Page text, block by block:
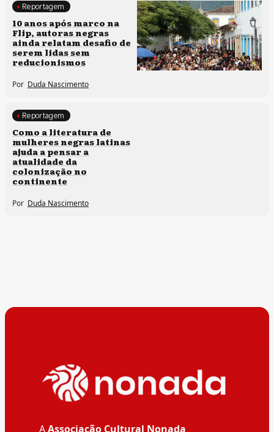
Processos artísticos
Reportagem
10 anos após marco na
Flip, autoras negras
ainda relatam desafio de
serem lidas sem
reducionismos
Por Duda Nascimento
Direitos humanos
Reportagem
Como a literatura de
mulheres negras latinas
ajuda a pensar a
atualidade da
colonização no
continente
Por Duda Nascimento
AAssociação Cultural Nonada